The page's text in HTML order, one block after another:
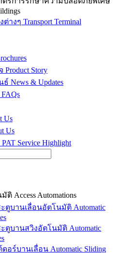
างๆ Transport Terminal
Story
News & Updates
Us
Us
Service Highlight
Access Automations
ตูบานเลื่อนอัตโนมัติ Automatic
ตูบานสวิงอัตโนมัติ Automatic
อร์บานเลื่อน Automatic Sliding